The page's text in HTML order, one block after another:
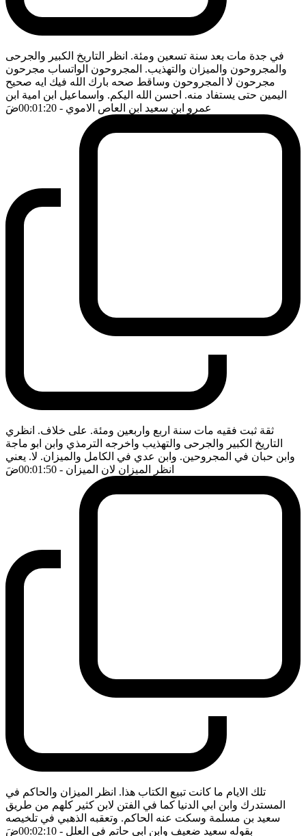
في جدة مات بعد سنة تسعين ومئة. انظر التاريخ الكبير والجرحى
والمجروحون والميزان والتهذيب. المجروحون الواتساب مجرحون
مجرحون لا المجروحون وساقط صحه بارك الله فيك ايه صحيح
اليمين حتى يستفاد منه. احسن الله اليكم. واسماعيل ابن امية ابن
عمرو ابن سعيد ابن العاص الاموي - 00:01:20 ضَ
ثقة ثبت فقيه مات سنة اربع واربعين ومئة. على خلاف. انظري
التاريخ الكبير والجرحى والتهذيب واخرجه الترمذي وابن ابو ماجة
وابن حبان في المجروحين. وابن عدي في الكامل والميزان. لا. يعني
انظر الميزان لان الميزان - 00:01:50 ضَ
تلك الايام ما كانت تبيع الكتاب هذا. انظر الميزان والحاكم في
المستدرك وابن ابي الدنيا كما في الفتن لابن كثير كلهم من طريق
سعيد بن مسلمة وسكت عنه الحاكم. وتعقبه الذهبي في تلخيصه
بقوله سعيد ضعيف وابن ابي حاتم في العلل - 00:02:10 ضَ